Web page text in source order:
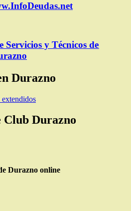
Servicios y Técnicos de
Durazno
Club Durazno
Durazno online